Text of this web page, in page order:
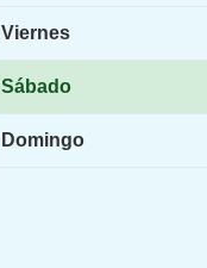
Viernes
Sábado
Domingo